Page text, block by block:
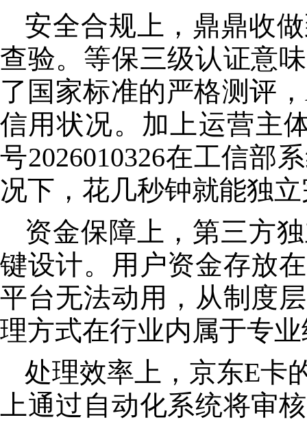
安全合规上，鼎鼎收
查验。等保三级认证意
了国家标准的严格测评
信用状况。加上运营主
号2026010326在工信部
况下，花几秒钟就能独
资金保障上，第三方
键设计。用户资金存放
平台无法动用，从制度
理方式在行业内属于专
处理效率上，京东E卡
上通过自动化系统将审